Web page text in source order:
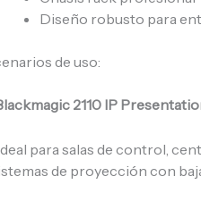
Diseño robusto para
de uso:
2110 IP
para salas de control,
de proyección con